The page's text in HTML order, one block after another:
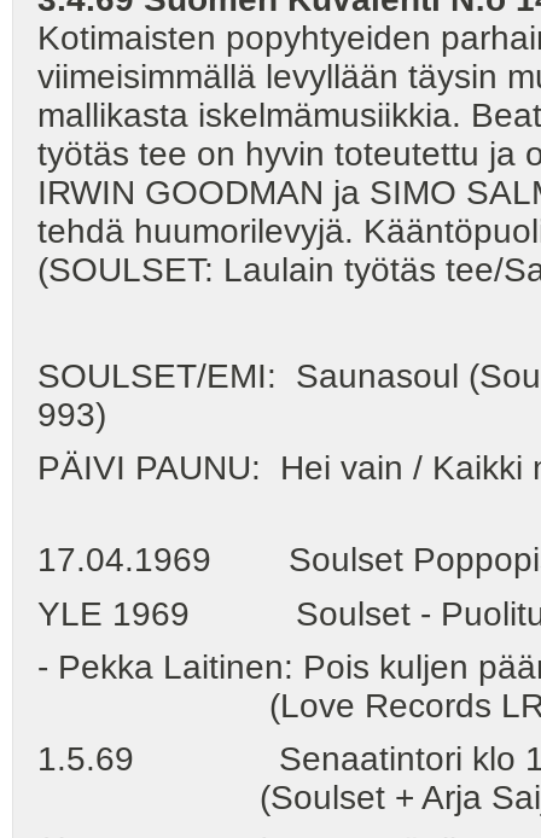
Kotimaisten popyhtyeiden
viimeisimmällä levyllään täysin
mallikasta iskelmämusiikkia.
työtäs tee on hyvin toteutettu ja
IRWIN GOODMAN ja SIMO
tehdä huumorilevyjä.
(SOULSET: Laulain työtäs tee/
SOULSET/EMI: Saunasoul
993)
PÄIVI PAUNU: Hei vain / Kaikki
17.04.1969 Soulset
YLE 1969 Soulset -
- Pekka Laitinen: Pois kuljen
(Love Records LRS
1.5.69 Senaatintori klo 12,
(Soulset + Arja